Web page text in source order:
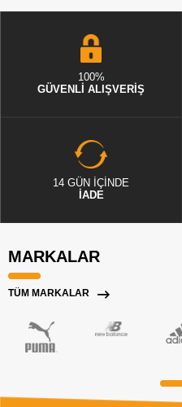
100%
GÜVENLİ ALIŞVERİŞ
14 GÜN İÇİNDE
İADE
MARKALAR
TÜM MARKALAR